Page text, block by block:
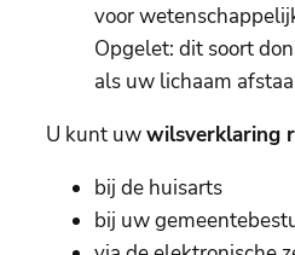
voor
Opgelet: dit soort
als uw lichaam
U kunt uwwilsverklaring
bij de huisarts
bij uw